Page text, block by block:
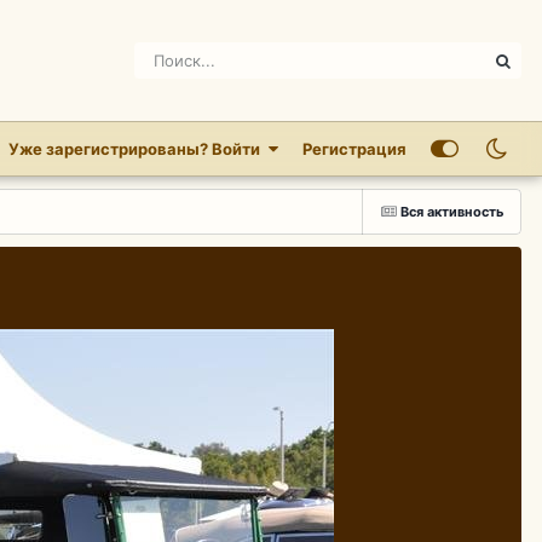
Уже зарегистрированы? Войти Регистрация
Вся активность